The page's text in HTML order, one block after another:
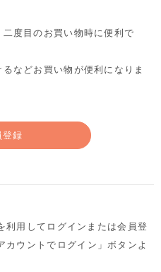
度目のお買い物時に便利で
などお買い物が便利になりま
登録
用してログインまたは会員登
カウントでログイン」ボタンよ